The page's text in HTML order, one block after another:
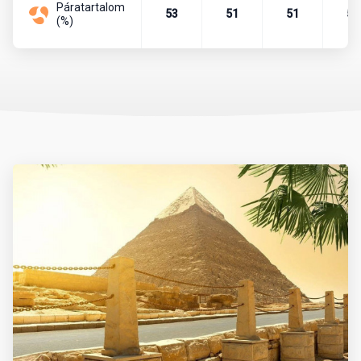
Az időjárás tekintetében októbertől áprilisig tart a legideálisabb
eltérő dátumra esik. Ez alatt sok étterem és üzlet napközben
Mit érdemes magunkkal vinni?
Az utazás során praktikus a könnyű, világos színű, jól szellőző
ruházat. A strandoláshoz napvédő krém (magas faktorszámú),
napszemüveg, kalap, strandpapucs ajánlott. A városnézésekhez
és kirándulásokhoz zárt cipő és hosszú nadrág, illetve vállat
takaró felső javasolt, különösen a vallási helyszíneken vagy
Páratartalom
(%)
53 51 51 52